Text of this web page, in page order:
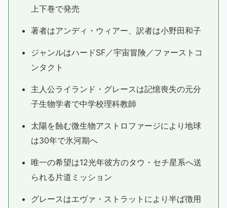
上下巻で発売
著者はアンディ・ウィアー、訳者は小野田和子
ジャンルはハードSF／宇宙冒険／ファーストコ
ンタクト
主人公ライランド・グレースは記憶喪失の元分
子生物学者で中学校理科教師
太陽を蝕む微生物アストロファージにより地球
は30年で氷河期へ
唯一の希望は12光年彼方のタウ・セチ星系へ送
られる片道ミッション
グレースはエヴァ・ストラットにより半ば徴用